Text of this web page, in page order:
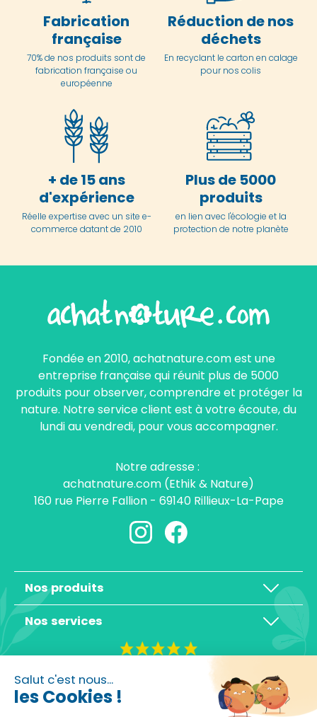
Salut c'est nous...
les Cookies !
Fabrication
française
70% de nos produits sont de
fabrication française ou
européenne
Réduction de nos
déchets
En recyclant le carton en calage
pour nos colis
+ de 15 ans
d'expérience
Réelle expertise avec un site e-
commerce datant de 2010
Plus de 5000
produits
en lien avec l'écologie et la
protection de notre planète
Fondée en 2010, achatnature.com est une
entreprise française qui réunit plus de 5000
produits pour observer, comprendre et protéger la
nature. Notre service client est à votre écoute, du
lundi au vendredi, pour vous accompagner.
Notre adresse :
achatnature.com (Ethik & Nature)
160 rue Pierre Fallion - 69140 Rillieux-La-Pape
Nos produits
Nos services